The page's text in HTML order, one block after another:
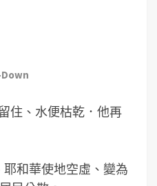
住、水便枯乾．他再
耶和華使地空虛、變為